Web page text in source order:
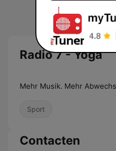
Radio 7 - Yoga
Mehr Musik. Mehr
Sport
Contacten